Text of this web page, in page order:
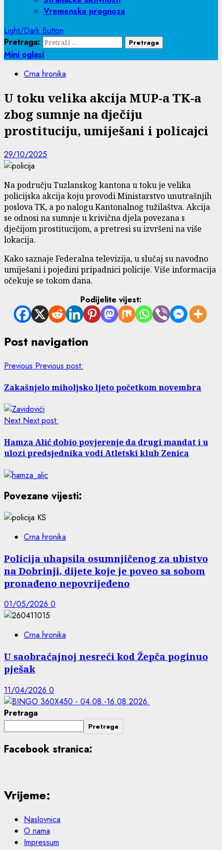
Vremenska prognoza
Light/Dark Button
Pretraga:
Mini oglasi
Crna hronika
U toku velika akcija MUP-a TK-a
zbog sumnje na dječiju
prostituciju, umiješani i policajci
29/10/2025
Na području Tuzlanskog kantona u toku je velika
policijska akcija koju provodi Ministarstvo unutrašnjih
poslova TK, a po nalogu Kantonalnog tužilaštva. Akcija
se odnosi na sumnje u krivična djela povezana s
dječijom prostitucijom, a pretresi su izvršeni na više
lokacija.
Kako saznaje Federalna televizija, u slučaj su navodno
umiješani i pojedini pripadnici policije. Više informacija
očekuje se tokom dana.
Podijelite vijest:
Post navigation
Previous Previous post:
Zakašnjelo miholjsko ljeto početkom novembra
Next Next post:
Hamza Alić dobio povjerenje da drugi mandat i u
ulozi predsjednika vodi Atletski klub Zenica
Povezane vijesti:
Crna hronika
Policija uhapsila osumnjičenog za ubistvo
na Dobrinji, dijete koje je poveo sa sobom
pronađeno nepovrijeđeno
01/05/2026 0
Crna hronika
U saobraćajnoj nesreći kod Žepča poginuo
pješak
11/04/2026 0
Pretraga
Pretraga
Facebook stranica:
Vrijeme:
Naslovnica
O nama
Impressum